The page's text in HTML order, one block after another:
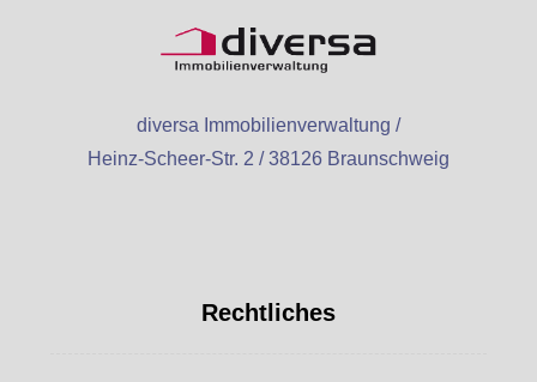
diversa Immobilienverwaltung /
Heinz-Scheer-Str. 2 / 38126 Braunschweig
Rechtliches